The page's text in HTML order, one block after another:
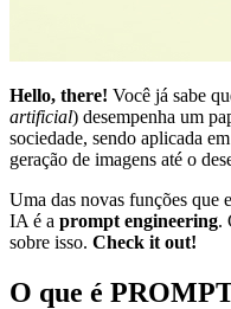
Hello, there! Você já sabe
artificial) desempenha um
sociedade, sendo aplicada
geração de imagens até o
Uma das novas funções que
IA é a prompt engineering.
sobre isso. Check it out!
O que é